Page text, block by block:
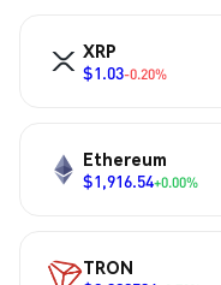
XRP
$1.03-0.20%
Ethereum
$1,916.54+0.00%
TRON